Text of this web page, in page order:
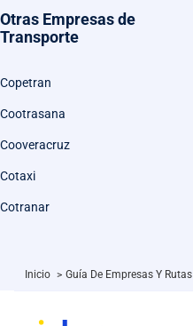
Otras Empresas de
Transporte
Copetran
Cootrasana
Cooveracruz
Cotaxi
Cotranar
Inicio > Guía De Empresas Y Rutas